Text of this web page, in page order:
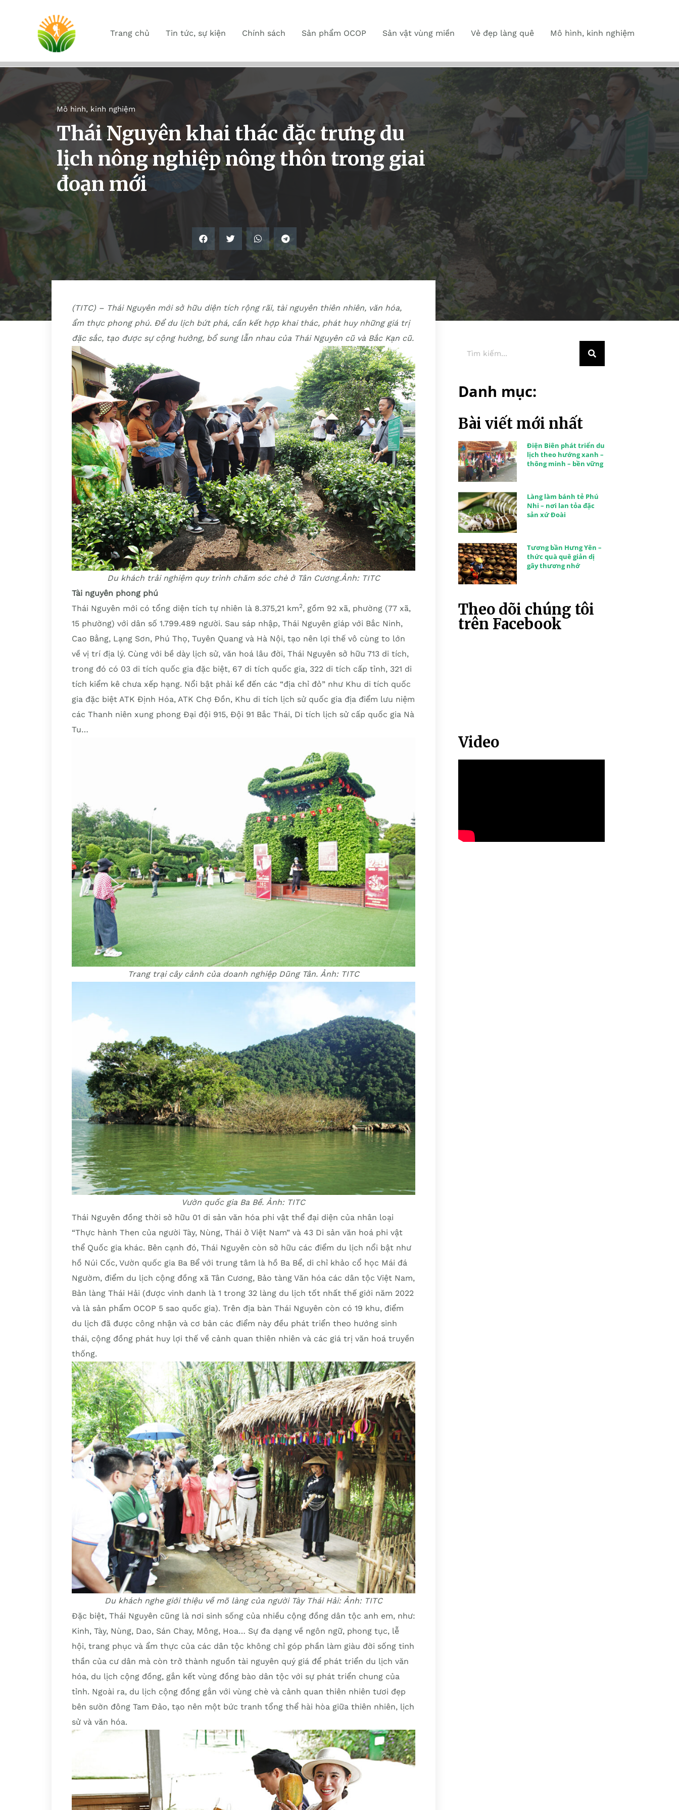
Trang chủ Tin tức, sự kiện Chính sách Sản phẩm OCOP Sản vật vùng miền Vẻ đẹp làng quê Mô hình, kinh nghiệm
Mô hình, kinh nghiệm
Thái Nguyên khai thác đặc trưng du
lịch nông nghiệp nông thôn trong giai
đoạn mới
(TITC) – Thái Nguyên mới sở hữu diện tích rộng rãi, tài nguyên thiên nhiên, văn hóa,
ẩm thực phong phú. Để du lịch bứt phá, cần kết hợp khai thác, phát huy những giá trị
đặc sắc, tạo được sự cộng hưởng, bổ sung lẫn nhau của Thái Nguyên cũ và Bắc Kạn cũ.
Du khách trải nghiệm quy trình chăm sóc chè ở Tân Cương.Ảnh: TITC
Tài nguyên phong phú
Thái Nguyên mới có tổng diện tích tự nhiên là 8.375,21 km2, gồm 92 xã, phường (77 xã,
15 phường) với dân số 1.799.489 người. Sau sáp nhập, Thái Nguyên giáp với Bắc Ninh,
Cao Bằng, Lạng Sơn, Phú Thọ, Tuyên Quang và Hà Nội, tạo nên lợi thế vô cùng to lớn
về vị trí địa lý. Cùng với bề dày lịch sử, văn hoá lâu đời, Thái Nguyên sở hữu 713 di tích,
trong đó có 03 di tích quốc gia đặc biệt, 67 di tích quốc gia, 322 di tích cấp tỉnh, 321 di
tích kiểm kê chưa xếp hạng. Nổi bật phải kể đến các “địa chỉ đỏ” như Khu di tích quốc
gia đặc biệt ATK Định Hóa, ATK Chợ Đồn, Khu di tích lịch sử quốc gia địa điểm lưu niệm
các Thanh niên xung phong Đại đội 915, Đội 91 Bắc Thái, Di tích lịch sử cấp quốc gia Nà
Tu…
Trang trại cây cảnh của doanh nghiệp Dũng Tân. Ảnh: TITC
Vườn quốc gia Ba Bề. Ảnh: TITC
Thái Nguyên đồng thời sở hữu 01 di sản văn hóa phi vật thể đại diện của nhân loại
“Thực hành Then của người Tày, Nùng, Thái ở Việt Nam” và 43 Di sản văn hoá phi vật
thể Quốc gia khác. Bên cạnh đó, Thái Nguyên còn sở hữu các điểm du lịch nổi bật như
hồ Núi Cốc, Vườn quốc gia Ba Bể với trung tâm là hồ Ba Bể, di chỉ khảo cổ học Mái đá
Ngườm, điểm du lịch cộng đồng xã Tân Cương, Bảo tàng Văn hóa các dân tộc Việt Nam,
Bản làng Thái Hải (được vinh danh là 1 trong 32 làng du lịch tốt nhất thế giới năm 2022
và là sản phẩm OCOP 5 sao quốc gia). Trên địa bàn Thái Nguyên còn có 19 khu, điểm
du lịch đã được công nhận và cơ bản các điểm này đều phát triển theo hướng sinh
thái, cộng đồng phát huy lợi thế về cảnh quan thiên nhiên và các giá trị văn hoá truyền
thống.
Du khách nghe giới thiệu về mõ làng của người Tày Thái Hải: Ảnh: TITC
Đặc biệt, Thái Nguyên cũng là nơi sinh sống của nhiều cộng đồng dân tộc anh em, như:
Kinh, Tày, Nùng, Dao, Sán Chay, Mông, Hoa… Sự đa dạng về ngôn ngữ, phong tục, lễ
hội, trang phục và ẩm thực của các dân tộc không chỉ góp phần làm giàu đời sống tinh
thần của cư dân mà còn trở thành nguồn tài nguyên quý giá để phát triển du lịch văn
hóa, du lịch cộng đồng, gắn kết vùng đồng bào dân tộc với sự phát triển chung của
tỉnh. Ngoài ra, du lịch cộng đồng gắn với vùng chè và cảnh quan thiên nhiên tươi đẹp
bên sườn đông Tam Đảo, tạo nên một bức tranh tổng thể hài hòa giữa thiên nhiên, lịch
sử và văn hóa.
Danh mục:
Bài viết mới nhất
Điện Biên phát triển du
lịch theo hướng xanh –
thông minh – bền vững
Làng làm bánh tẻ Phú
Nhi – nơi lan tỏa đặc
sản xứ Đoài
Tương bần Hưng Yên –
thức quà quê giản dị
gây thương nhớ
Theo dõi chúng tôi
trên Facebook
Video